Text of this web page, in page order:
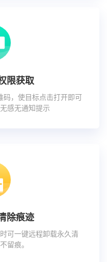
限获取
码，使目标点击打开即可
感无通知提示
除痕迹
可一键远程卸载永久清
留痕。